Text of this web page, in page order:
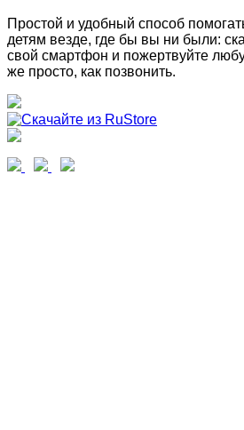
Простой и удобный способ
детям везде, где бы вы ни были:
свой смартфон и пожертвуйте
же просто, как позвонить.